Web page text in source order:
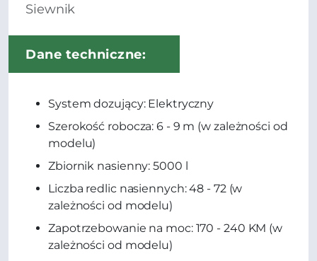
Siewnik
Dane techniczne:
System dozujący: Elektryczny
Szerokość robocza: 6 - 9 m (w zależności od
modelu)
Zbiornik nasienny: 5000 l
Liczba redlic nasiennych: 48 - 72 (w
zależności od modelu)
Zapotrzebowanie na moc: 170 - 240 KM (w
zależności od modelu)